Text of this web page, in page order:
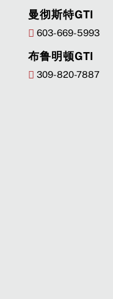
曼彻斯特GTI
603-669-5993
布鲁明顿GTI
309-820-7887